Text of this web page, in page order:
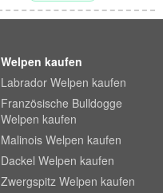
Welpen kaufen
Labrador Welpen kaufen
Französische Bulldogge
Welpen kaufen
Malinois Welpen kaufen
Dackel Welpen kaufen
Zwergspitz Welpen kaufen